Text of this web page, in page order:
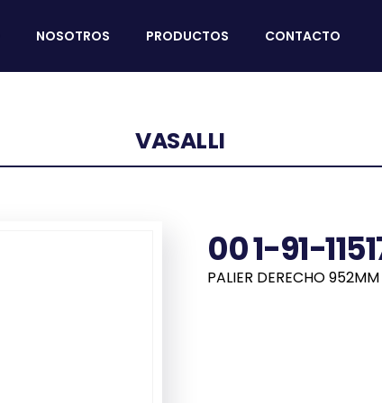
NOSOTROS PRODUCTOS CONTACTO
VASALLI
00 1-91-
PALIER DERECHO 952MM